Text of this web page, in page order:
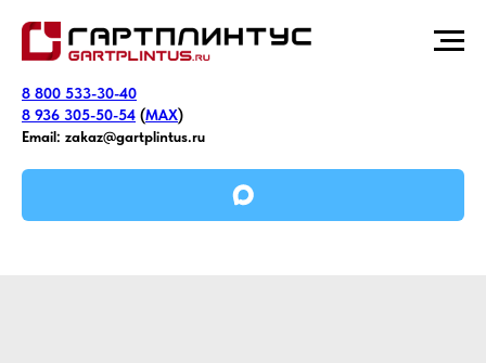
8 800 533-30-40
8 936 305-50-54 (MAX)
Email: zakaz@gartplintus.ru